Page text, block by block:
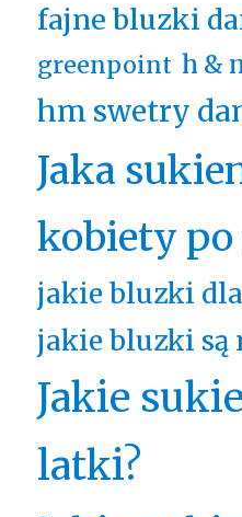
fajne bluzki
greenpoint h &
hm swetry
Jaka
kobiety po
jakie bluzki dla
jakie bluzki są
Jakie
latki?